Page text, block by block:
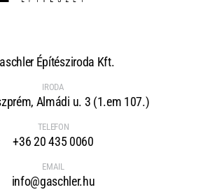
Építésziroda Kft.
IRODA
Almádi u. 3 (1.em 107.)
TELEFON
+36 20 435 0060
EMAIL
info@gaschler.hu